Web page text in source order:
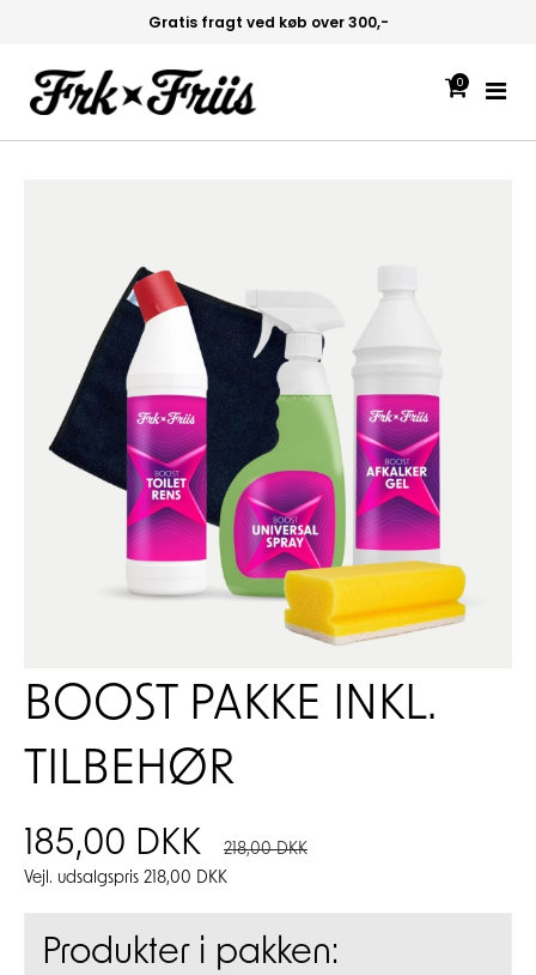
Hurtig levering 1-2
0
BOOST PAKKE INKL.
TILBEHØR
185,00 DKK
218,00 DKK
Vejl. udsalgspris 218,00 DKK
Produkter i pakken: